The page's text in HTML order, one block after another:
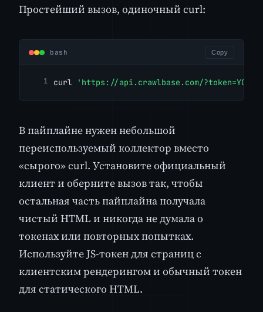
Простейший вызов, одиночный curl:
bash Copy
curl 'https://api.crawlbase.com/
В пайплайне нужен небольшой
переиспользуемый коллектор вместо
«сырого» curl. Установите официальный
клиент и оберните вызов так, чтобы
остальная часть пайплайна получала
чистый HTML и никогда не думала о
токенах или повторных попытках.
Используйте JS-токен для страниц с
клиентским рендерингом и обычный токен
для статического HTML.